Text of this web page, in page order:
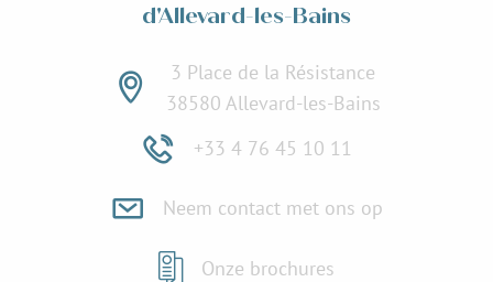
d'Allevard-les-Bains
3 Place de la Résistance
38580 Allevard-les-Bains
+33 4 76 45 10 11
Neem contact met ons op
Onze brochures